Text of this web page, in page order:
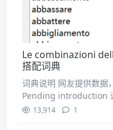
Le combinazioni
搭配词典
词典说明 网友提供数据
Pending introduction
13,914 1